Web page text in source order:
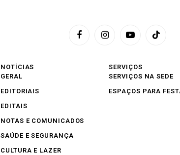
FacebookInstagramYouTubeTikTok
NOTÍCIAS
GERAL
EDITORIAIS
EDITAIS
NOTAS E COMUNICADOS
SAÚDE E SEGURANÇA
CULTURA E LAZER
SERVIÇOS
SERVIÇOS NA SEDE
ESPAÇOS PARA